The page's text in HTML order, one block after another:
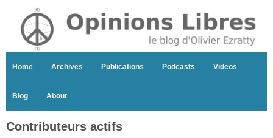
Home Archives Publications Podcasts Videos
Blog About
Contributeurs actifs